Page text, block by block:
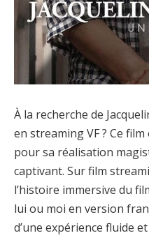
À la recherche de
en streaming VF ? Ce
pour sa réalisation
captivant. Sur film
l’histoire immersive du
lui ou moi en version
d’une expérience fluide